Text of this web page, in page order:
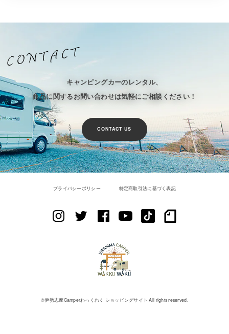
キャンピングカーのレンタル、
商品に関するお問い合わせは気軽にご相談ください！
CONTACT US
プライバシーポリシー 特定商取引法に基づく表記
©︎伊勢志摩Camperわっくわく ショッピングサイト All rights reserved.